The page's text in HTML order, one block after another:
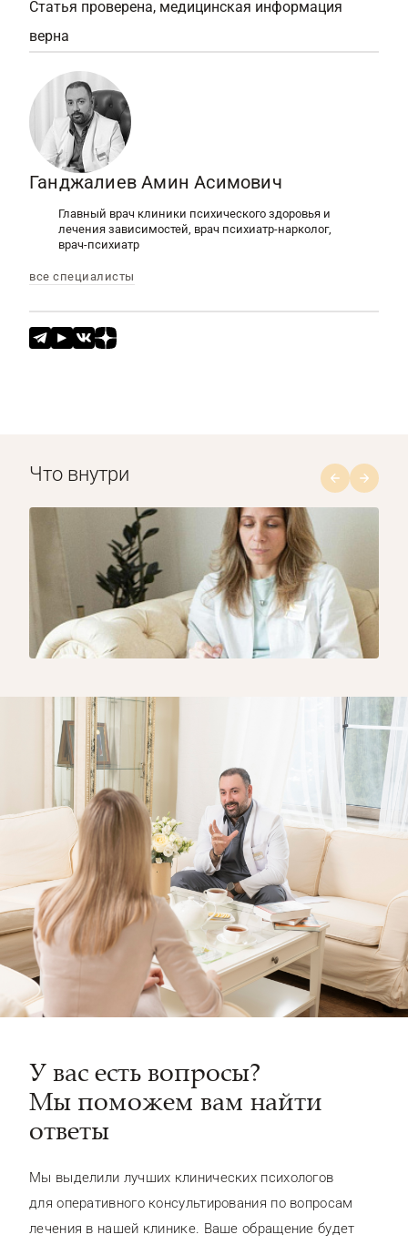
Статья проверена, медицинская информация
верна
Ганджалиев Амин Асимович
Главный врач клиники психического здоровья и
лечения зависимостей, врач психиатр-нарколог,
врач-психиатр
все специалисты
Что внутри
1/8
У вас есть вопросы?
Мы поможем вам найти
ответы
Мы выделили лучших клинических психологов
для оперативного консультирования по вопросам
лечения в нашей клинике. Ваше обращение будет